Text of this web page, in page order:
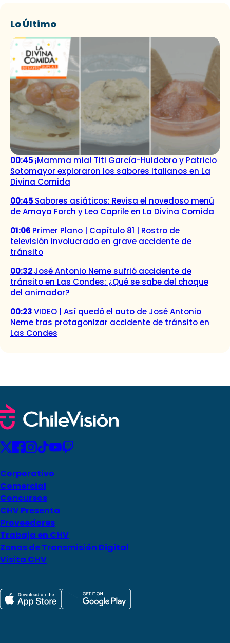
Lo Último
00:45 ¡Mamma mia! Titi García-Huidobro y Patricio
Sotomayor exploraron los sabores italianos en La
Divina Comida
00:45 Sabores asiáticos: Revisa el novedoso menú
de Amaya Forch y Leo Caprile en La Divina Comida
01:06 Primer Plano | Capítulo 81 | Rostro de
televisión involucrado en grave accidente de
tránsito
00:32José Antonio Neme sufrió accidente de
tránsito en Las Condes: ¿Qué se sabe del choque
del animador?
00:23VIDEO | Así quedó el auto de José Antonio
Neme tras protagonizar accidente de tránsito en
Las Condes
Corporativo
Comercial
Concursos
CHV Presenta
Proveedores
Trabaja en CHV
Zonas de Transmisión Digital
Visita CHV